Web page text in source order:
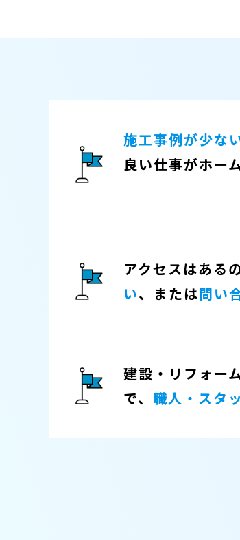
施工事例が少な
良い仕事がホー
アクセスはある
い、または問い
建設・リフォー
で、 職人・スタ